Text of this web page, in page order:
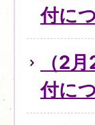
付に
（2
付に